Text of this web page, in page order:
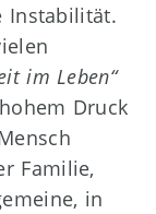
Instabilität.
im Leben“
Druck
Familie,
in